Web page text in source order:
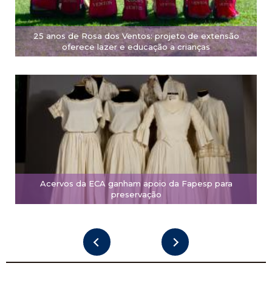
25 anos de Rosa dos Ventos: projeto de extensão
oferece lazer e educação a crianças
Acervos da ECA ganham apoio da Fapesp para
preservação